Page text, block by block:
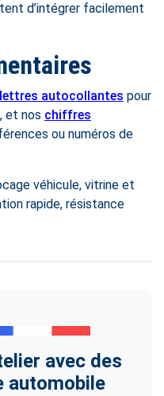
d’intégrer facilement
lettres autocollantes pour
et nos chiffres
ou numéros de
véhicule, vitrine et
rapide, résistance
avec des
automobile